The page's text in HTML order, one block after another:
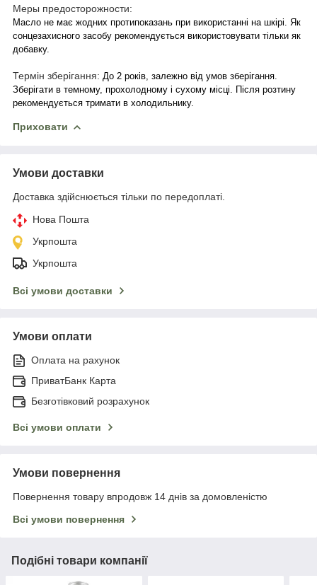
Меры предосторожности:
Масло не має жодних протипоказань при використанні на шкірі. Як
сонцезахисного засобу рекомендується використовувати тільки як
добавку.
Термін зберігання: До 2 років, залежно від умов зберігання.
Зберігати в темному, прохолодному і сухому місці. Після розтину
рекомендується тримати в холодильнику.
Приховати
Умови доставки
Доставка здійснюється тільки по передоплаті.
Нова Пошта
Укрпошта
Укрпошта
Всі умови доставки
Умови оплати
Оплата на рахунок
ПриватБанк Карта
Безготівковий розрахунок
Всі умови оплати
Умови повернення
Повернення товару впродовж 14 днів за домовленістю
Всі умови повернення
Подібні товари компанії